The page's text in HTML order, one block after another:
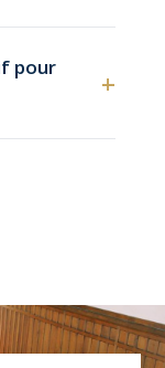
pour
+